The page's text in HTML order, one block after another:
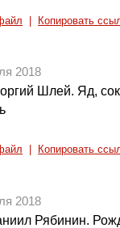
Копировать
2018
Шлей. Яд,
Копировать
2018
Рябинин.